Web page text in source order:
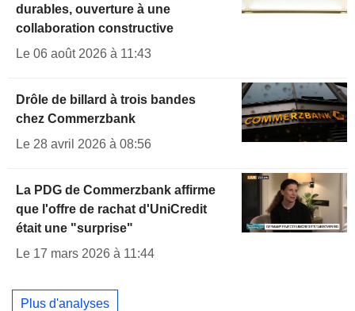
durables, ouverture à une
collaboration constructive
Le 06 août 2026 à 11:43
Drôle de billard à trois bandes
chez Commerzbank
Le 28 avril 2026 à 08:56
La PDG de Commerzbank affirme
que l'offre de rachat d'UniCredit
était une "surprise"
Le 17 mars 2026 à 11:44
Plus d'analyses